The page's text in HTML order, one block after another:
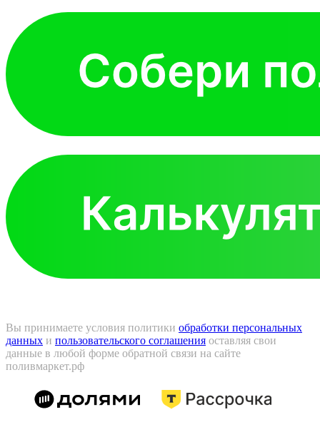
Вы принимаете условия политики обработки персональных
данных и пользовательского соглашения оставляя свои
данные в любой форме обратной связи на сайте
поливмаркет.рф